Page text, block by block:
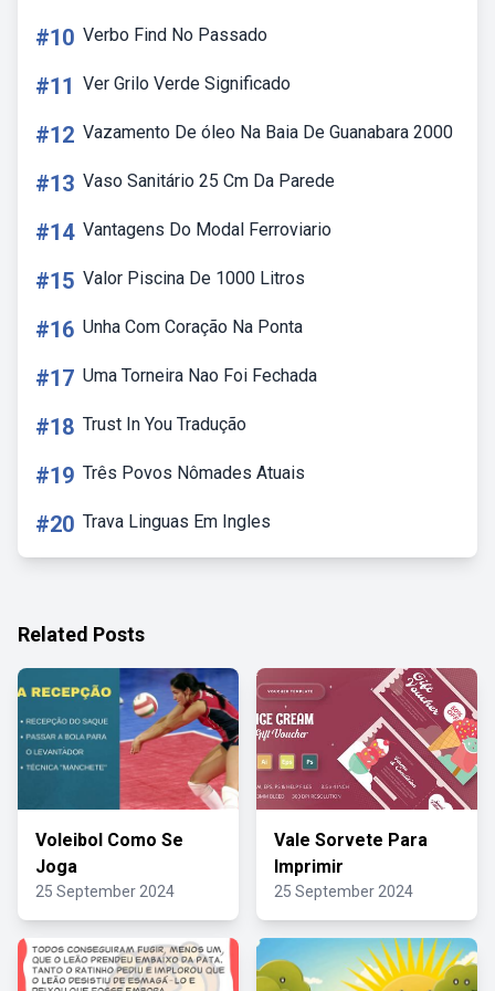
#10 Verbo Find No Passado
#11 Ver Grilo Verde Significado
#12 Vazamento De óleo Na Baia De Guanabara 2000
#13 Vaso Sanitário 25 Cm Da Parede
#14 Vantagens Do Modal Ferroviario
#15 Valor Piscina De 1000 Litros
#16 Unha Com Coração Na Ponta
#17 Uma Torneira Nao Foi Fechada
#18 Trust In You Tradução
#19 Três Povos Nômades Atuais
#20 Trava Linguas Em Ingles
Related Posts
Voleibol Como Se
Joga
25 September 2024
Vale Sorvete Para
Imprimir
25 September 2024